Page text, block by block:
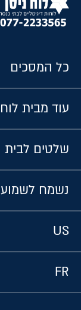
כל המסכים
עוד מבית לוח
שלטים
נשמח
US
FR